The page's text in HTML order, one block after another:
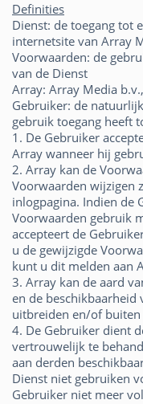
Definities
Dienst: de toegang tot
internetsite van Array
Voorwaarden: de
van de Dienst
Array: Array Media
Gebruiker: de
gebruik toegang heeft
1. De Gebruiker
Array wanneer hij
2. Array kan de
Voorwaarden wijzigen
inlogpagina. Indien de
Voorwaarden gebruik
accepteert de
u de gewijzigde
kunt u dit melden aan
3. Array kan de aard
en de beschikbaarheid
uitbreiden en/of buiten
4. De Gebruiker dient
vertrouwelijk te
aan derden
Dienst niet gebruiken
Gebruiker niet meer